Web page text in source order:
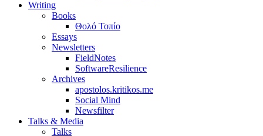
Writing
Books
Θολό Τοπίο
Essays
Newsletters
FieldNotes
SoftwareResilience
Archives
apostolos.kritikos.me
Social Mind
Newsfilter
Talks & Media
Talks